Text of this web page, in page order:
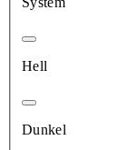
Hell
Dunkel